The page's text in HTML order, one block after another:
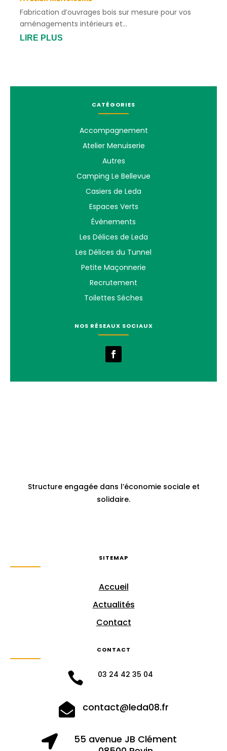
Fabrication d’ouvrages bois sur mesure pour vos
aménagements intérieurs et...
LIRE PLUS
CATÉGORIES
Accompagnement
Atelier Menuiserie
Autres
Camping Le Bellevue
Casiers de Leda
Espaces Verts
Évènements
Les Délices de Leda
Les Délices du Tunnel
Petite Maçonnerie
Recrutement
Toilettes Séches
NOS RÉSEAUX SOCIAUX
Structure engagée dans l’économie sociale et
solidaire.
SITEMAP
Accueil
Actualités
Contact
CONTACT
 03 24 42 35 04
 contact@leda08.fr

55 avenue JB Clément